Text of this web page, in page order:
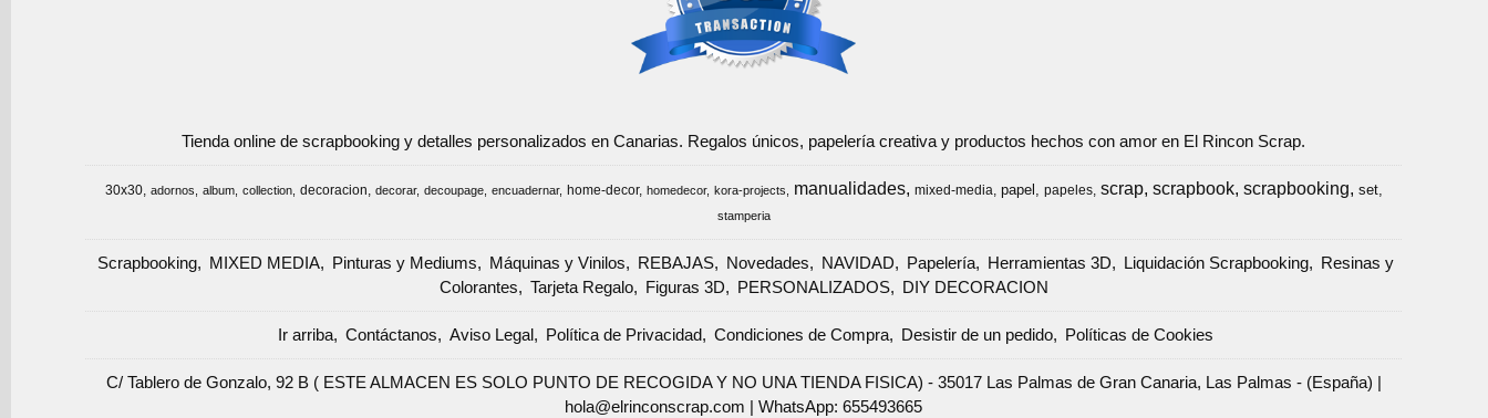
Tienda online de scrapbooking y detalles personalizados en Canarias. Regalos únicos, papelería creativa y productos hechos con amor en El Rincon Scrap.
30x30 adornos album collection decoracion decorar decoupage encuadernar home-decor homedecor kora-projects manualidades mixed-media papel papeles scrap scrapbook scrapbooking set
stamperia
Scrapbooking MIXED MEDIA Pinturas y Mediums Máquinas y Vinilos REBAJAS Novedades NAVIDAD Papelería Herramientas 3D Liquidación Scrapbooking
Resinas y
Colorantes
Tarjeta Regalo Figuras 3D PERSONALIZADOS DIY DECORACION
Ir arriba Contáctanos Aviso Legal Política de Privacidad Condiciones de Compra Desistir de un pedido Políticas de Cookies
C/ Tablero de Gonzalo, 92 B ( ESTE ALMACEN ES SOLO PUNTO DE RECOGIDA Y NO UNA TIENDA FISICA) - 35017 Las Palmas de Gran Canaria, Las Palmas - (España) |
hola@elrinconscrap.com |WhatsApp: 655493665